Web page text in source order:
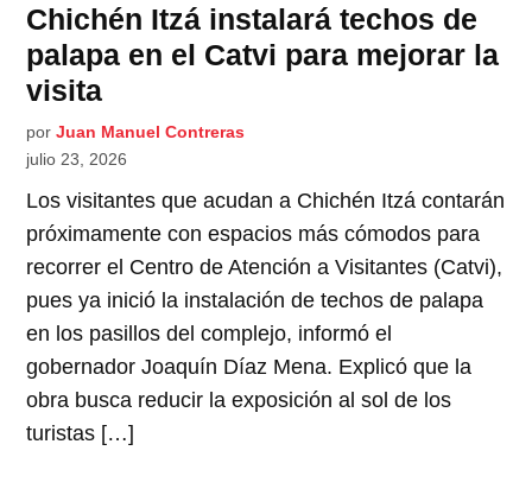
Chichén Itzá instalará techos de
palapa en el Catvi para mejorar la
visita
por Juan Manuel Contreras
julio 23, 2026
Los visitantes que acudan a Chichén Itzá contarán
próximamente con espacios más cómodos para
recorrer el Centro de Atención a Visitantes (Catvi),
pues ya inició la instalación de techos de palapa
en los pasillos del complejo, informó el
gobernador Joaquín Díaz Mena. Explicó que la
obra busca reducir la exposición al sol de los
turistas […]